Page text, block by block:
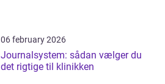
06 february 2026
Journalsystem: sådan vælger du
det rigtige til klinikken